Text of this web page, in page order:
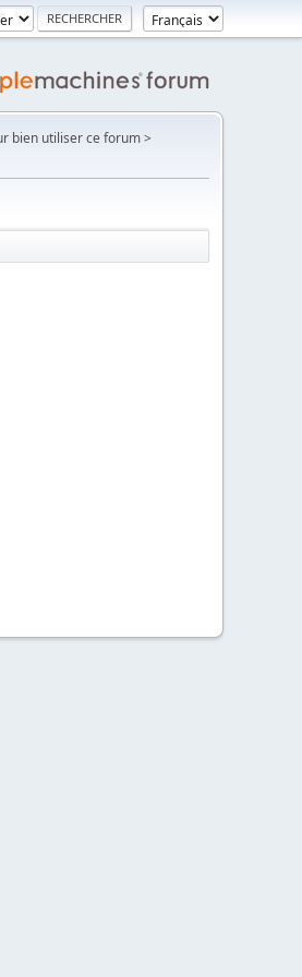
bien utiliser ce forum >